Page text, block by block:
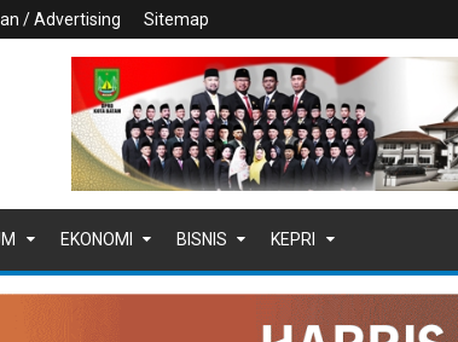
/ Advertising Sitemap
EKONOMI BISNIS KEPRI